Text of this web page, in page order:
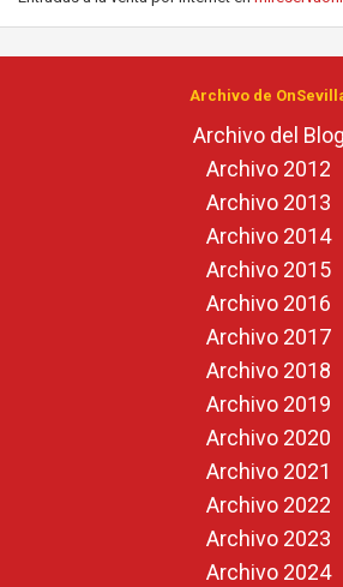
Archivo de
Archivo del Blog
Archivo 2012
Archivo 2013
Archivo 2014
Archivo 2015
Archivo 2016
Archivo 2017
Archivo 2018
Archivo 2019
Archivo 2020
Archivo 2021
Archivo 2022
Archivo 2023
Archivo 2024